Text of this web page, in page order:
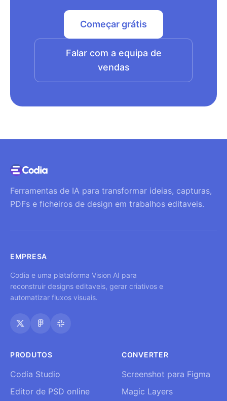
Começar grátis
Falar com a equipa de
vendas
Ferramentas de IA para transformar ideias, capturas,
PDFs e ficheiros de design em trabalhos editaveis.
EMPRESA
Codia e uma plataforma Vision AI para
reconstruir designs editaveis, gerar criativos e
automatizar fluxos visuais.
PRODUTOS
Codia Studio
Editor de PSD online
CONVERTER
Screenshot para Figma
Magic Layers